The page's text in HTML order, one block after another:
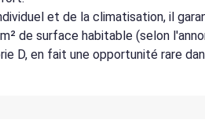
et de la climatisation, il
de surface habitable (selon
D, en fait une opportunité rare